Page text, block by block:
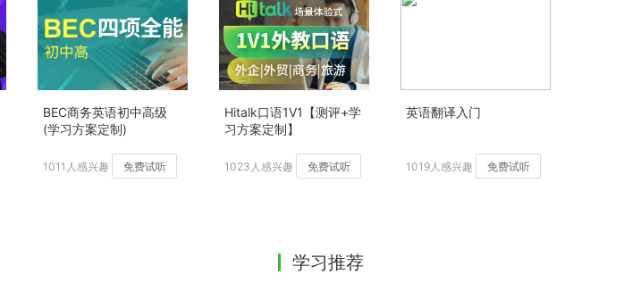
BEC商务英语初中高级
(学习方案定制)
1011人感兴趣 免费试听
Hitalk口语1V1【测评+学
习方案定制】
1023人感兴趣 免费试听
英语翻译入门
1019人感兴趣 免费试听
学习推荐